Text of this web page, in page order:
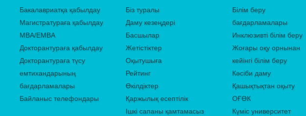
Бакалавриатқа қабылдау
Магистратураға қабылдау
MBA/EMBA
Докторантураға қабылдау
Докторантураға түсу
емтихандарының
бағдарламалары
Байланыс телефондары
Біз туралы
Даму кезеңдері
Басшылар
Жетістіктер
Оқытушыға
Рейтинг
Өкілдіктер
Қаржылық есептілік
Ішкі сапаны қамтамасыз
Білім беру
бағдарламалары
Инклюзивті білім беру
Жоғары оқу орнынан
кейінгі білім беру
Кәсіби даму
Қашықтықтан оқыту
ОҒӨК
Күміс университет